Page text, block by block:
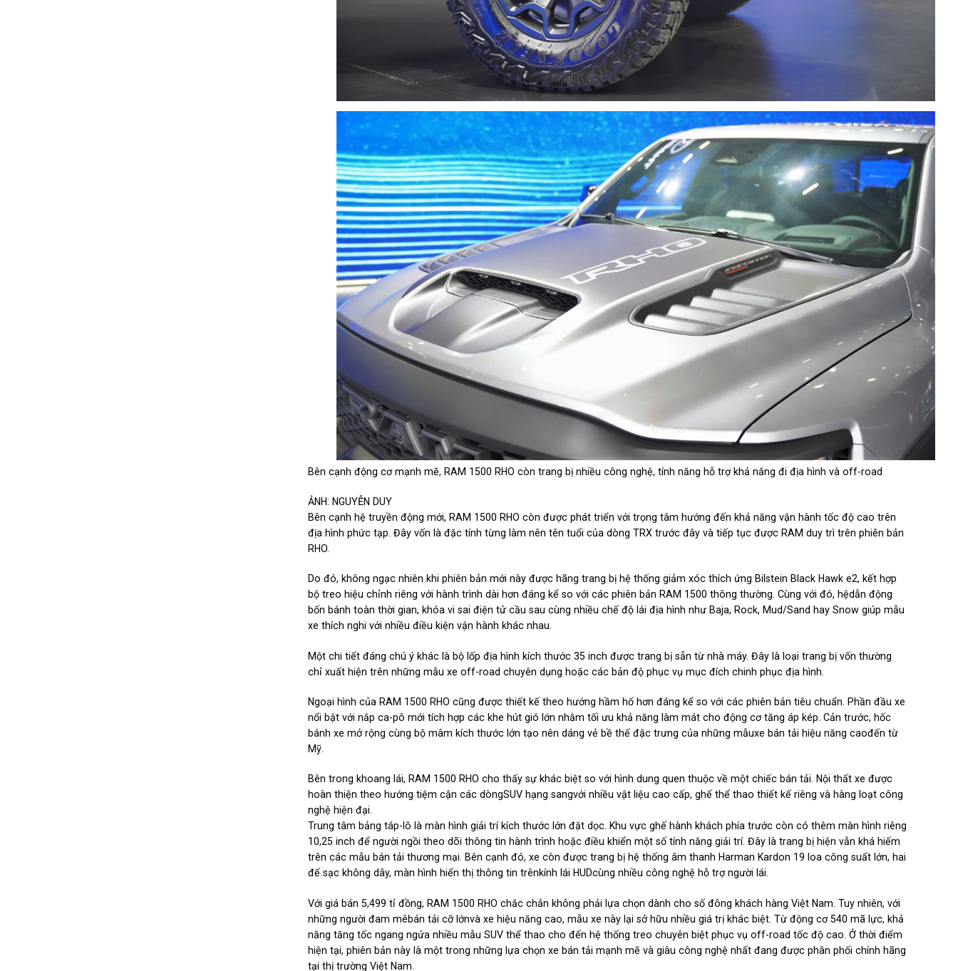
Bên cạnh động cơ mạnh mẽ, RAM 1500 RHO còn trang bị nhiều công nghệ, tính năng hỗ trợ khả năng đi địa hình và off-road
ẢNH: NGUYỄN DUY
Bên cạnh hệ truyền động mới, RAM 1500 RHO còn được phát triển với trọng tâm hướng đến khả năng vận hành tốc độ cao trên
địa hình phức tạp. Đây vốn là đặc tính từng làm nên tên tuổi của dòng TRX trước đây và tiếp tục được RAM duy trì trên phiên bản
RHO.
Do đó, không ngạc nhiên khi phiên bản mới này được hãng trang bị hệ thống giảm xóc thích ứng Bilstein Black Hawk e2, kết hợp
bộ treo hiệu chỉnh riêng với hành trình dài hơn đáng kể so với các phiên bản RAM 1500 thông thường. Cùng với đó, hệdẫn động
bốn bánh toàn thời gian, khóa vi sai điện tử cầu sau cùng nhiều chế độ lái địa hình như Baja, Rock, Mud/Sand hay Snow giúp mẫu
xe thích nghi với nhiều điều kiện vận hành khác nhau.
Một chi tiết đáng chú ý khác là bộ lốp địa hình kích thước 35 inch được trang bị sẵn từ nhà máy. Đây là loại trang bị vốn thường
chỉ xuất hiện trên những mẫu xe off-road chuyên dụng hoặc các bản độ phục vụ mục đích chinh phục địa hình.
Ngoại hình của RAM 1500 RHO cũng được thiết kế theo hướng hầm hố hơn đáng kể so với các phiên bản tiêu chuẩn. Phần đầu xe
nổi bật với nắp ca-pô mới tích hợp các khe hút gió lớn nhằm tối ưu khả năng làm mát cho động cơ tăng áp kép. Cản trước, hốc
bánh xe mở rộng cùng bộ mâm kích thước lớn tạo nên dáng vẻ bề thế đặc trưng của những mẫuxe bán tải hiệu năng caođến từ
Mỹ.
Bên trong khoang lái, RAM 1500 RHO cho thấy sự khác biệt so với hình dung quen thuộc về một chiếc bán tải. Nội thất xe được
hoàn thiện theo hướng tiệm cận các dòngSUV hạng sangvới nhiều vật liệu cao cấp, ghế thể thao thiết kế riêng và hàng loạt công
nghệ hiện đại.
Trung tâm bảng táp-lô là màn hình giải trí kích thước lớn đặt dọc. Khu vực ghế hành khách phía trước còn có thêm màn hình riêng
10,25 inch để người ngồi theo dõi thông tin hành trình hoặc điều khiển một số tính năng giải trí. Đây là trang bị hiện vẫn khá hiếm
trên các mẫu bán tải thương mại. Bên cạnh đó, xe còn được trang bị hệ thống âm thanh Harman Kardon 19 loa công suất lớn, hai
đế sạc không dây, màn hình hiển thị thông tin trênkính lái HUDcùng nhiều công nghệ hỗ trợ người lái.
Với giá bán 5,499 tỉ đồng, RAM 1500 RHO chắc chắn không phải lựa chọn dành cho số đông khách hàng Việt Nam. Tuy nhiên, với
những người đam mêbán tải cỡ lớnvà xe hiệu năng cao, mẫu xe này lại sở hữu nhiều giá trị khác biệt. Từ động cơ 540 mã lực, khả
năng tăng tốc ngang ngửa nhiều mẫu SUV thể thao cho đến hệ thống treo chuyên biệt phục vụ off-road tốc độ cao. Ở thời điểm
hiện tại, phiên bản này là một trong những lựa chọn xe bán tải mạnh mẽ và giàu công nghệ nhất đang được phân phối chính hãng
tại thị trường Việt Nam.